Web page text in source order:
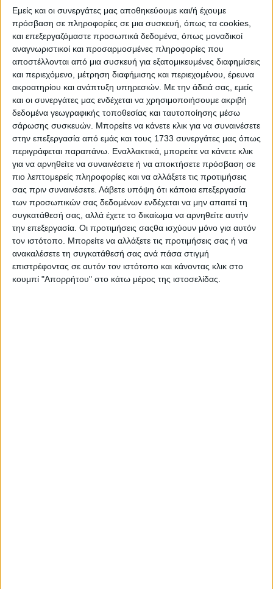
Εμείς και οι συνεργάτες μας αποθηκεύουμε και/ή έχουμε
πρόσβαση σε πληροφορίες σε μια συσκευή, όπως τα cookies,
και επεξεργαζόμαστε προσωπικά δεδομένα, όπως μοναδικοί
αναγνωριστικοί και προσαρμοσμένες πληροφορίες που
αποστέλλονται από μια συσκευή για εξατομικευμένες διαφημίσεις
και περιεχόμενο, μέτρηση διαφήμισης και περιεχομένου, έρευνα
ακροατηρίου και ανάπτυξη υπηρεσιών. Με την άδειά σας, εμείς
και οι συνεργάτες μας ενδέχεται να χρησιμοποιήσουμε ακριβή
δεδομένα γεωγραφικής τοποθεσίας και ταυτοποίησης μέσω
σάρωσης συσκευών. Μπορείτε να κάνετε κλικ για να συναινέσετε
στην επεξεργασία από εμάς και τους 1733 συνεργάτες μας όπως
περιγράφεται παραπάνω. Εναλλακτικά, μπορείτε να κάνετε κλικ
για να αρνηθείτε να συναινέσετε ή να αποκτήσετε πρόσβαση σε
πιο λεπτομερείς πληροφορίες και να αλλάξετε τις προτιμήσεις
σας πριν συναινέσετε. Λάβετε υπόψη ότι κάποια επεξεργασία
των προσωπικών σας δεδομένων ενδέχεται να μην απαιτεί τη
συγκατάθεσή σας, αλλά έχετε το δικαίωμα να αρνηθείτε αυτήν
την επεξεργασία. Οι προτιμήσεις σαςθα ισχύουν μόνο για αυτόν
τον ιστότοπο. Μπορείτε να αλλάξετε τις προτιμήσεις σας ή να
ανακαλέσετε τη συγκατάθεσή σας ανά πάσα στιγμή
επιστρέφοντας σε αυτόν τον ιστότοπο και κάνοντας κλικ στο
κουμπί "Απορρήτου" στο κάτω μέρος της ιστοσελίδας.
Θερμοκρασία: Από -03 (μείον 03) έως 11 και στη δυτική
Μακεδονία έως 06 βαθμούς Κελσίου.
ΝΗΣΙΑ ΙΟΝΙΟΥ, ΗΠΕΙΡΟΣ, ΔΥΤΙΚΗ ΣΤΕΡΕΑ, ΔΥΤΙΚΗ
ΠΕΛΟΠΟΝΝΗΣΟΣ
Καιρός: Αυξημένες νεφώσεις με τοπικές βροχές και στο
Ιόνιο μεμονωμένες καταιγίδες, πιθανόν ισχυρές στα
νότια. Χιονοπτώσεις θα σημειωθούν στα ηπειρωτικά
ορεινά.
Άνεμοι: Νοτιοανατολικοί 4 με 5 και στο Ιόνιο 6 και
πρόσκαιρα τοπικά 7 μποφόρ.
Θερμοκρασία: Από 06 έως 14 βαθμούς Κελσίου. Στο
εσωτερικό της Ηπείρου από 00 (μηδέν) έως 06 βαθμούς
Κελσίου.
ΑΝΑΤΟΛΙΚΗ ΣΤΕΡΕΑ, ΕΥΒΟΙΑ, ΑΝΑΤΟΛΙΚΗ
ΠΕΛΟΠΟΝΝΗΣΟΣ
Καιρός: Αυξημένες νεφώσεις με τοπικές βροχές και
χιονοπτώσεις στα ορεινά.
Άνεμοι: Από ανατολικές διευθύνσεις 3 με 4 μποφόρ.